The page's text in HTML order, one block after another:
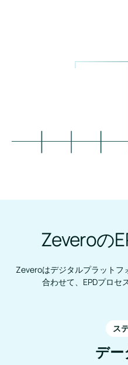
Zeveroの
Zeveroはデジタルプラットフ
合わせて、EPDプロセ
ス
デ